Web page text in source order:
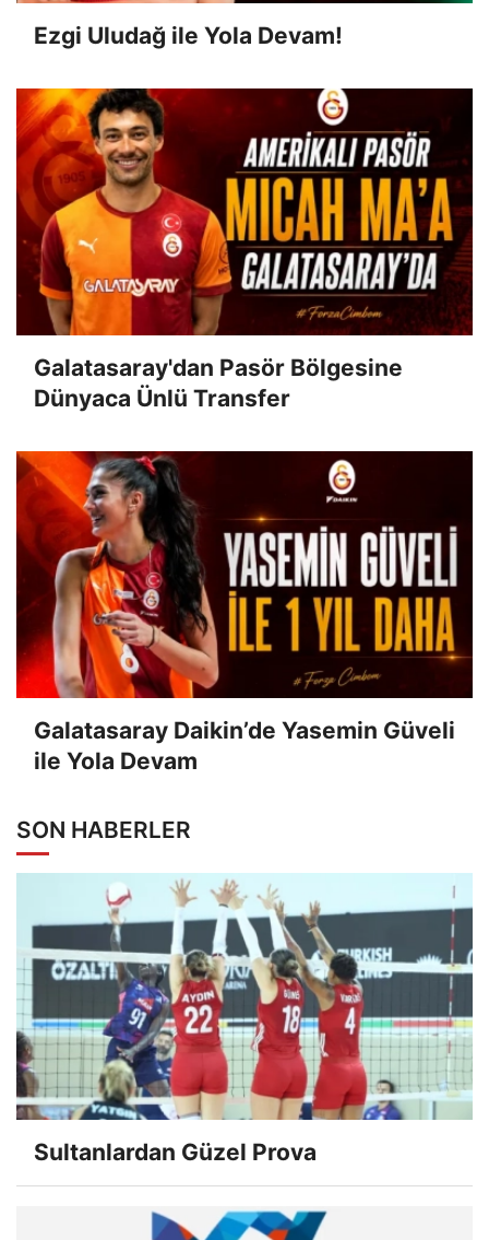
Ezgi Uludağ ile Yola Devam!
Galatasaray'dan Pasör Bölgesine
Dünyaca Ünlü Transfer
Galatasaray Daikin’de Yasemin Güveli
ile Yola Devam
SON HABERLER
Sultanlardan Güzel Prova